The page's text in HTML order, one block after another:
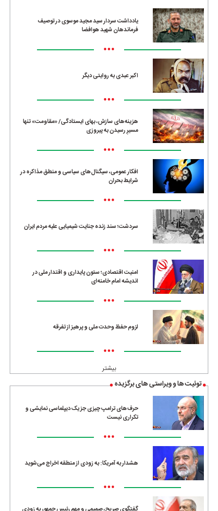
یادداشت سردار سید مجید موسوی در توصیف
فرماندهان شهید هوافضا
•••
اکبر عبدی به روایتی دیگر
•••
هزینه‌های سازش، بهای ایستادگی/ «مقاومت» تنها
مسیرِ رسیدن به پیروزی
•••
افکار عمومی، سیگنال‌های سیاسی و منطق مذاکره در
شرایط بحران
•••
سردشت؛ سند زنده جنایت شیمیایی علیه مردم ایران
•••
امنیت اقتصادی؛ ستون پایداری و اقتدار ملی در
اندیشه امام خامنه‌ای
•••
لزوم حفظ وحدت ملی و پرهیز از تفرقه
•••
بیشتر
توئیت ها و ویراستی های برگزیده
حرف‌های ترامپ چیزی جز یک دیپلماسی نمایشی و
تکراری نیست
•••
هشدار به آمریکا: به زودی از منطقه اخراج می‌شوید
•••
گفتگوی صریح، صمیمی و مهم رئیس جمهور به زودی